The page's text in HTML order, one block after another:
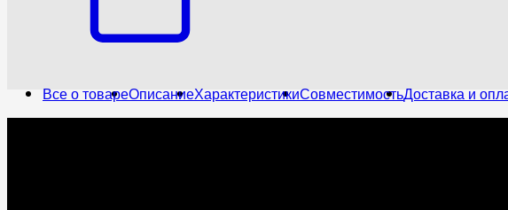
Все о товареОписаниеХарактеристикиСовместимостьДоставка и